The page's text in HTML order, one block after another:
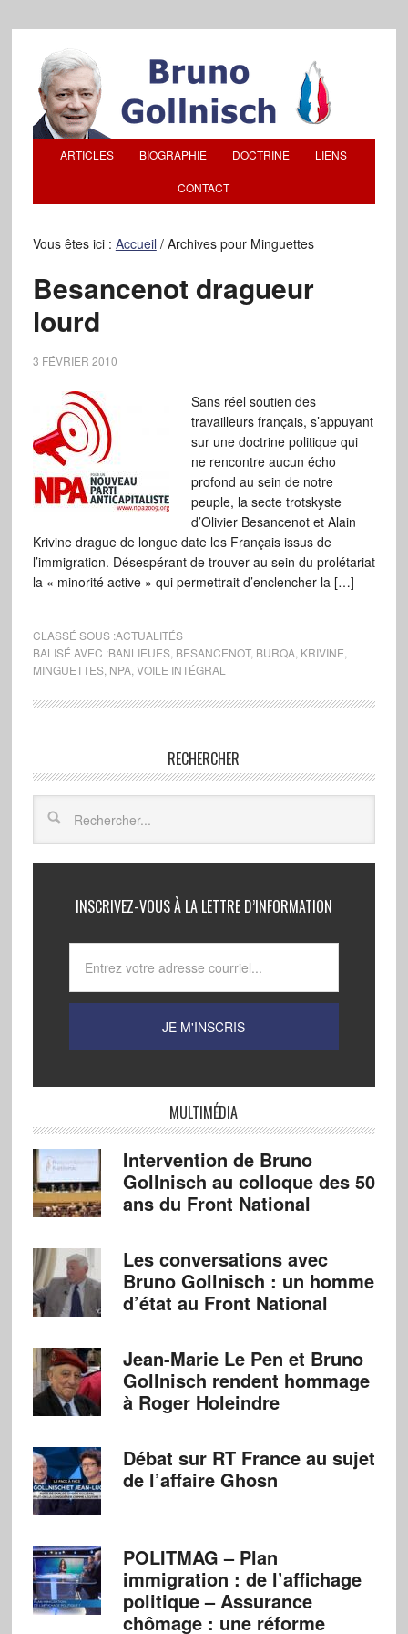
ARTICLES BIOGRAPHIE DOCTRINE LIENS
CONTACT
Vous êtes ici : Accueil /Archives pour Minguettes
Besancenot dragueur
lourd
3 FÉVRIER 2010
Sans réel soutien des
travailleurs français, s’appuyant
sur une doctrine politique qui
ne rencontre aucun écho
profond au sein de notre
peuple, la secte trotskyste
d’Olivier Besancenot et Alain
Krivine drague de longue date les Français issus de
l’immigration. Désespérant de trouver au sein du prolétariat
la « minorité active » qui permettrait d’enclencher la […]
CLASSÉ SOUS :ACTUALITÉS
BALISÉ AVEC :BANLIEUES, BESANCENOT, BURQA, KRIVINE
MINGUETTES, NPA, VOILE INTÉGRAL
RECHERCHER
INSCRIVEZ-VOUS À LA LETTRE D’INFORMATION
MULTIMÉDIA
Intervention de Bruno
Gollnisch au colloque des 50
ans du Front National
Les conversations avec
Bruno Gollnisch : un homme
d’état au Front National
Jean-Marie Le Pen et Bruno
Gollnisch rendent hommage
à Roger Holeindre
Débat sur RT France au sujet
de l’affaire Ghosn
POLITMAG – Plan
immigration : de l’affichage
politique – Assurance
chômage : une réforme